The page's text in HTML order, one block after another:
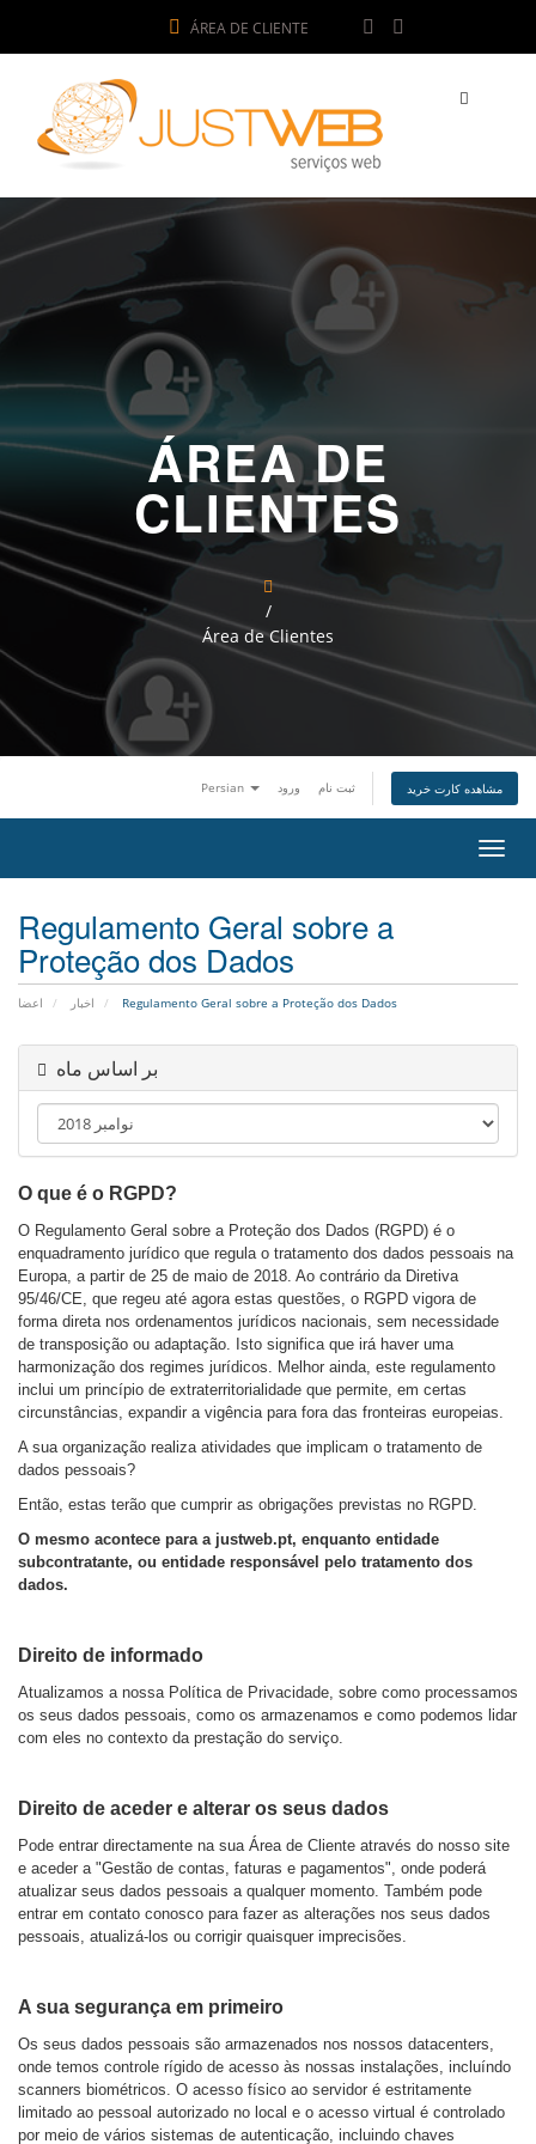
ÁREA DE CLIENTE
ÁREA DE
CLIENTES
/
Área de Clientes
Persian ورود ثبت نام مشاهده کارت خرید
ت
ض
ت
ا
و
ب
ر
Regulamento Geral sobre a
Proteção dos Dados
اعضا اخبار Regulamento Geral sobre a Proteção dos Dados
بر اساس ماه
O que é o RGPD?
O Regulamento Geral sobre a Proteção dos Dados (RGPD) é o
enquadramento jurídico que regula o tratamento dos dados pessoais na
Europa, a partir de 25 de maio de 2018. Ao contrário da Diretiva
95/46/CE, que regeu até agora estas questões, o RGPD vigora de
forma direta nos ordenamentos jurídicos nacionais, sem necessidade
de transposição ou adaptação. Isto significa que irá haver uma
harmonização dos regimes jurídicos. Melhor ainda, este regulamento
inclui um princípio de extraterritorialidade que permite, em certas
circunstâncias, expandir a vigência para fora das fronteiras europeias.
A sua organização realiza atividades que implicam o tratamento de
dados pessoais?
Então, estas terão que cumprir as obrigações previstas no RGPD.
O mesmo acontece para a justweb.pt, enquanto entidade
subcontratante, ou entidade responsável pelo tratamento dos
dados.
Direito de informado
Atualizamos a nossa Política de Privacidade, sobre como processamos
os seus dados pessoais, como os armazenamos e como podemos lidar
com eles no contexto da prestação do serviço.
Direito de aceder e alterar os seus dados
Pode entrar directamente na sua Área de Cliente através do nosso site
e aceder a "Gestão de contas, faturas e pagamentos", onde poderá
atualizar seus dados pessoais a qualquer momento. Também pode
entrar em contato conosco para fazer as alterações nos seus dados
pessoais, atualizá-los ou corrigir quaisquer imprecisões.
A sua segurança em primeiro
Os seus dados pessoais são armazenados nos nossos datacenters,
onde temos controle rígido de acesso às nossas instalações, incluíndo
scanners biométricos. O acesso físico ao servidor é estritamente
limitado ao pessoal autorizado no local e o acesso virtual é controlado
por meio de vários sistemas de autenticação, incluindo chaves